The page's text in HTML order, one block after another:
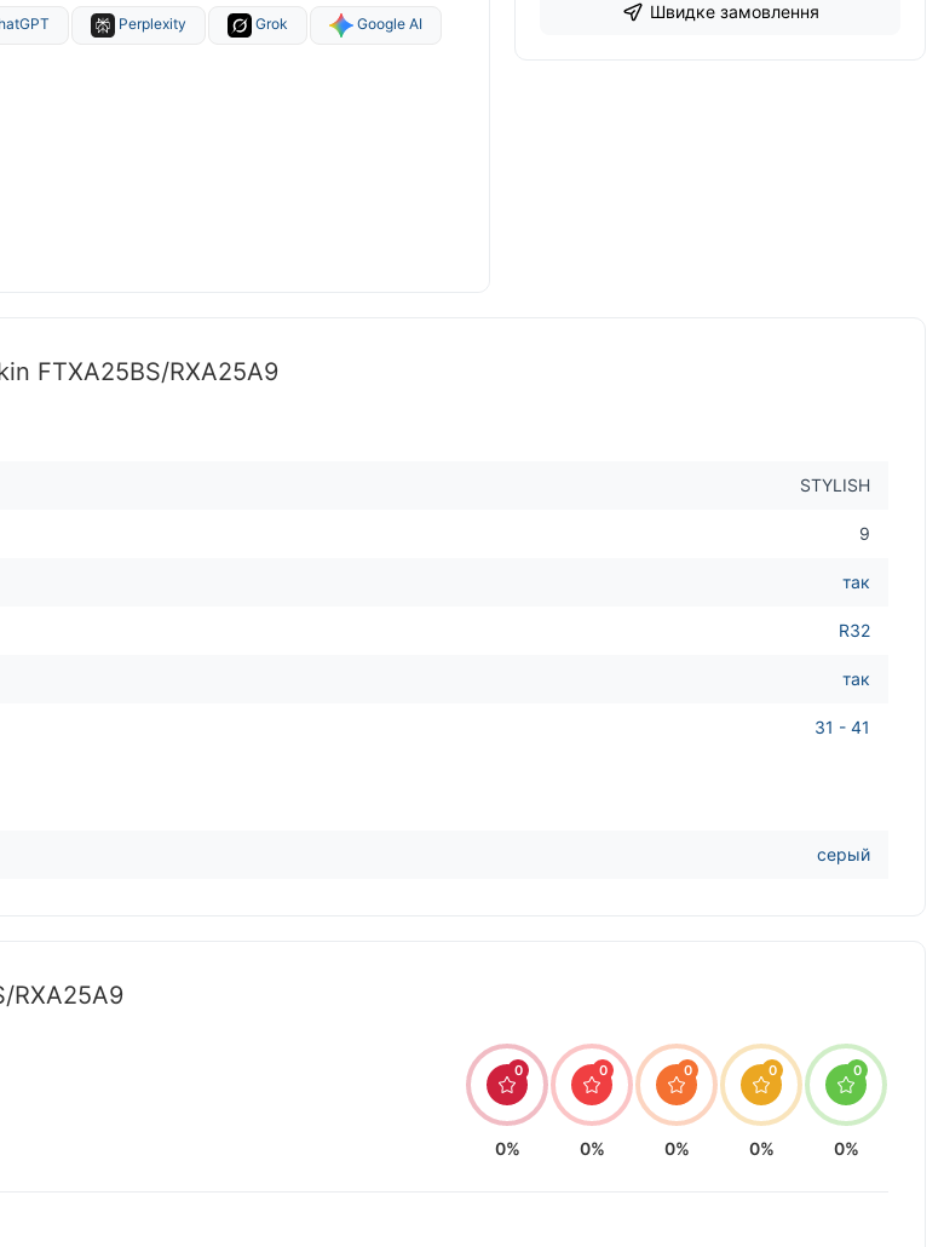
Perplexity Grok Google AI
Швидке замовлення
FTXA25BS/RXA25A9
STYLISH
9
так
R32
так
31 - 41
серый
RXA25A9
0
0%
0
0%
0
0%
0
0%
0
0%